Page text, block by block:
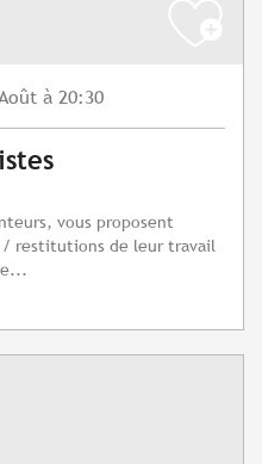
à 20:30
vous proposent
/ restitutions de leur travail